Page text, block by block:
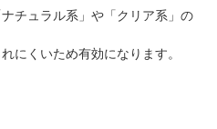
チュラル系」や「クリア系」の
にくいため有効になります。